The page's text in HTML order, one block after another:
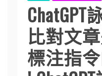
ChatGPT
比對文
標注指